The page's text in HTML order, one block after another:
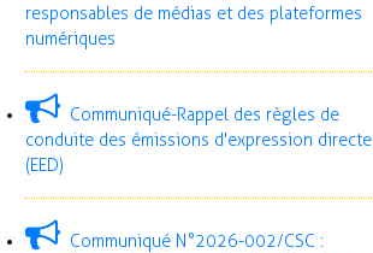
responsables de médias et des plateformes
numériques
Communiqué-Rappel des règles de
conduite des émissions d'expression directe
(EED)
Communiqué N°2026-002/CSC :